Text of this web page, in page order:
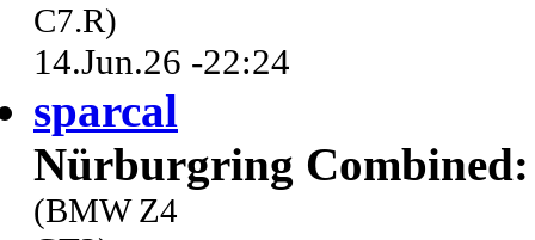
C7.R)
14.Jun.26 -22:24
sparcal
Nürburgring Combined:
(BMW Z4